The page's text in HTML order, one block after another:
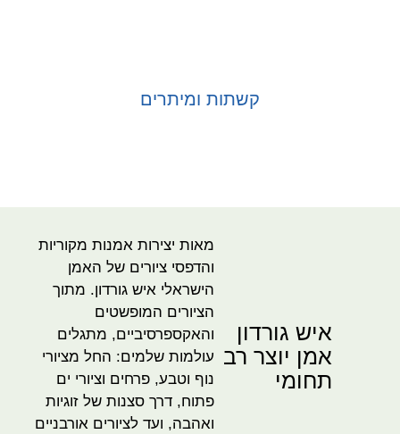
קשתות ומיתרים
איש גורדון
אמן יוצר רב
תחומי
מאות יצירות אמנות מקוריות
והדפסי ציורים של האמן
הישראלי איש גורדון. מתוך
הציורים המופשטים
והאקספרסיביים, מתגלים
עולמות שלמים: החל מציורי
נוף וטבע, פרחים וציורי ים
פתוח, דרך סצנות של זוגיות
ואהבה, ועד לציורים אורבניים